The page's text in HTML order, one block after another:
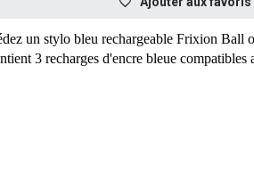
un stylo bleu rechargeable Frixion Ball
3 recharges d'encre bleue compatibles